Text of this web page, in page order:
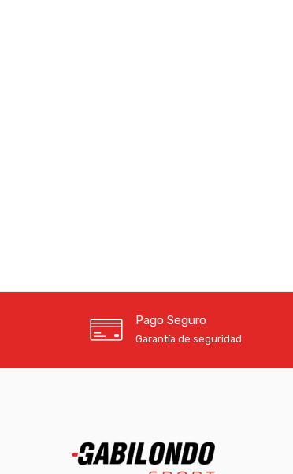
Pago Seguro
Garantía de seguridad